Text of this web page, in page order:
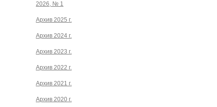
2026, № 1
Архив 2025 г.
Архив 2024 г.
Архив 2023 г.
Архив 2022 г.
Архив 2021 г.
Архив 2020 г.